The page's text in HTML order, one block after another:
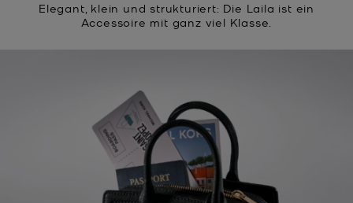
Elegant, klein und strukturiert: Die Laila ist ein
Accessoire mit ganz viel Klasse.